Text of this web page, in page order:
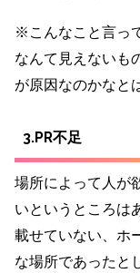
※こんなこと言っ
なんて見えないも
が原因なのかなと
3.PR不足
場所によって人が
いというところは
載せていない、ホ
な場所であったと